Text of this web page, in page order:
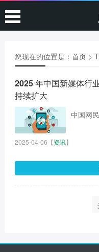
您现在的位置是： 首页>
2025 年中国新媒体行
持续扩大
中国网
2025-04-06 【资讯】